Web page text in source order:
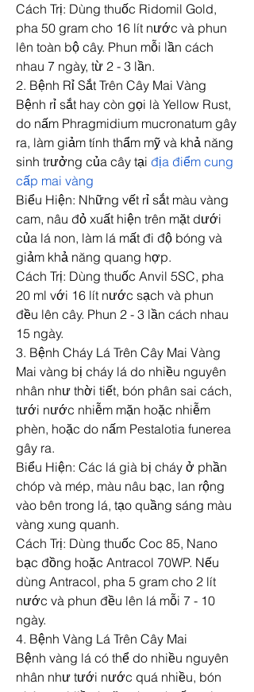
Cách Trị: Dùng thuốc Ridomil Gold,
pha 50 gram cho 16 lít nước và phun
lên toàn bộ cây. Phun mỗi lần cách
nhau 7 ngày, từ 2 - 3 lần.
2. Bệnh Rỉ Sắt Trên Cây Mai Vàng
Bệnh rỉ sắt hay còn gọi là Yellow Rust,
do nấm Phragmidium mucronatum gây
ra, làm giảm tính thẩm mỹ và khả năng
sinh trưởng của cây tại địa điểm cung
cấp mai vàng
Biểu Hiện: Những vết rỉ sắt màu vàng
cam, nâu đỏ xuất hiện trên mặt dưới
của lá non, làm lá mất đi độ bóng và
giảm khả năng quang hợp.
Cách Trị: Dùng thuốc Anvil 5SC, pha
20 ml với 16 lít nước sạch và phun
đều lên cây. Phun 2 - 3 lần cách nhau
15 ngày.
3. Bệnh Cháy Lá Trên Cây Mai Vàng
Mai vàng bị cháy lá do nhiều nguyên
nhân như thời tiết, bón phân sai cách,
tưới nước nhiễm mặn hoặc nhiễm
phèn, hoặc do nấm Pestalotia funerea
gây ra.
Biểu Hiện: Các lá già bị cháy ở phần
chóp và mép, màu nâu bạc, lan rộng
vào bên trong lá, tạo quầng sáng màu
vàng xung quanh.
Cách Trị: Dùng thuốc Coc 85, Nano
bạc đồng hoặc Antracol 70WP. Nếu
dùng Antracol, pha 5 gram cho 2 lít
nước và phun đều lên lá mỗi 7 - 10
ngày.
4. Bệnh Vàng Lá Trên Cây Mai
Bệnh vàng lá có thể do nhiều nguyên
nhân như tưới nước quá nhiều, bón